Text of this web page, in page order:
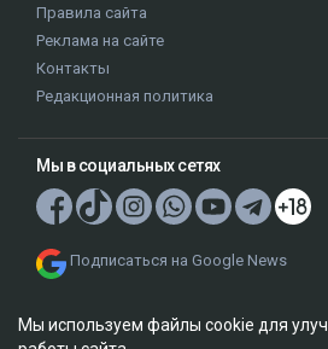
Правила сайта
Реклама на сайте
Контакты
Редакционная политика
Мы в социальных сетях
Подписаться на Google News
Мы используем файлы cookie для